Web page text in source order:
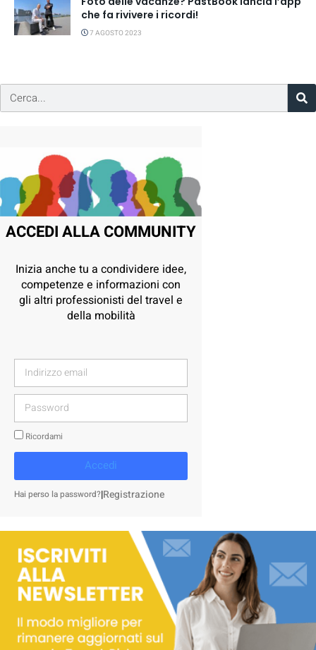
che fa rivivere i ricordi!
7 AGOSTO 2023
ACCEDI ALLA COMMUNITY
Inizia anche tu a condividere idee,
competenze e informazioni con
gli altri professionisti del travel e
della mobilità
Ricordami
Accedi
Hai perso la password?|Registrazione